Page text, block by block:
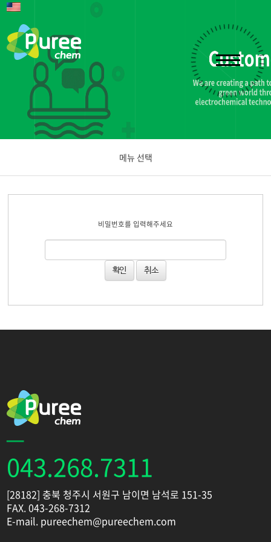
메뉴 선택
공지사항
문의하기
비밀번호를 입력해주세요
취소
043.268.7311
[28182] 충북 청주시 서원구 남이면 남석로 151-35
FAX. 043-268-7312
E-mail. pureechem@pureechem.com